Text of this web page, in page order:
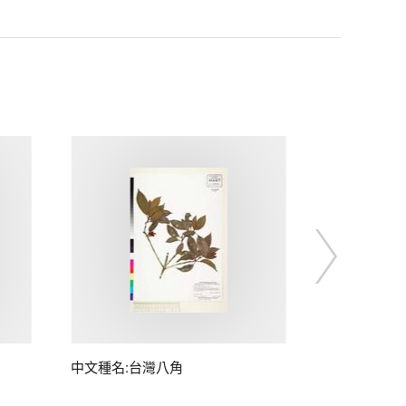
中文種名:台灣八角